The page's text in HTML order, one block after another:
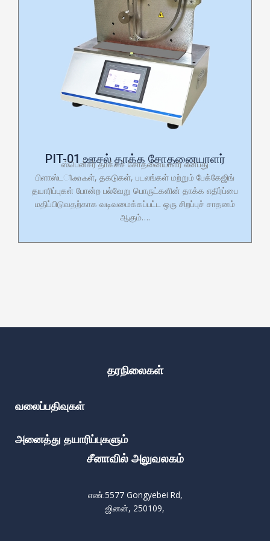
PIT-01 ஊசல் தாக்க சோதனையாளர்
ஸ்பென்சர் தாக்கச் சோதனையாளர் என்பது
பிளாஸ்டിക്കുകள், தகடுகள், படலங்கள் மற்றும் பேக்கேஜிங்
தயாரிப்புகள் போன்ற பல்வேறு பொருட்களின் தாக்க எதிர்ப்பை
மதிப்பிடுவதற்காக வடிவமைக்கப்பட்ட ஒரு சிறப்புச் சாதனம்
ஆகும்….
தரநிலைகள்
வலைப்பதிவுகள்
அனைத்து தயாரிப்புகளும்
சீனாவில் அலுவலகம்
எண்.5577 Gongyebei Rd,
ஜினன், 250109,